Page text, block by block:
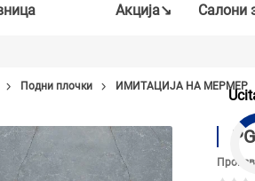
Акцијa↘ Салони
Подни плочки ИМИТАЦИЈА НА МЕРМЕР